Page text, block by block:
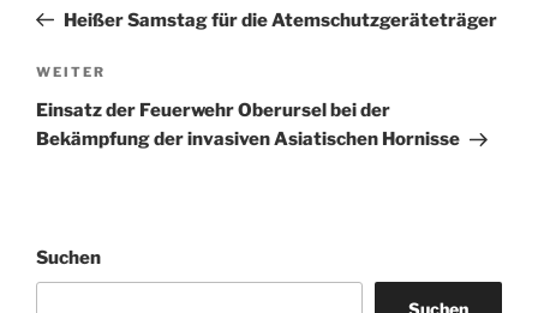
Beitrag
Heißer Samstag für die Atemschutzgeräteträger
Nächster
Beitrag
WEITER
Einsatz der Feuerwehr Oberursel bei der
Bekämpfung der invasiven Asiatischen Hornisse
Suchen